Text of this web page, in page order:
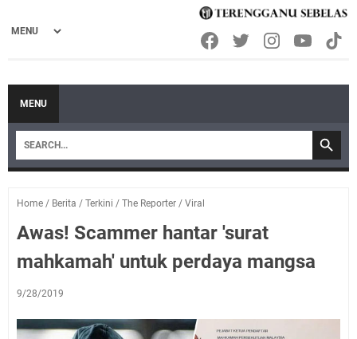
MENU
Home / Berita / Terkini / The Reporter / Viral
Awas! Scammer hantar 'surat
mahkamah' untuk perdaya mangsa
9/28/2019